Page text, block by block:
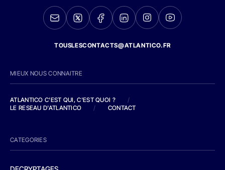
TOUSLESCONTACTS@ATLANTICO.FR
MIEUX NOUS CONNAITRE
ATLANTICO C'EST QUI, C'EST QUOI ?
/
LE RESEAU D'ATLANTICO
/ CONTACT
CATEGORIES